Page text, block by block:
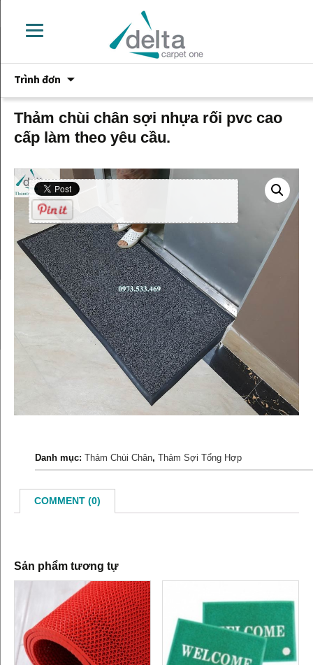
Trình đơn
phần
nội
dung
Thảm chùi chân sợi nhựa rối pvc cao
cấp làm theo yêu cầu.
Danh mục: Thảm Chùi Chân, Thảm Sợi Tổng Hợp
COMMENT (0)
Sản phẩm tương tự